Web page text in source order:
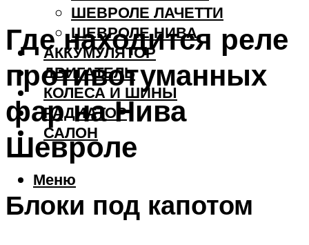
ШЕВРОЛЕ ЛАЧЕТТИ
ШЕВРОЛЕ НИВА
АККУМУЛЯТОР
ДВИГАТЕЛЬ
КОЛЕСА И ШИНЫ
РАДИАТОР
САЛОН
Меню
Где находится реле
противотуманных
фар на Нива
Шевроле
Блоки под капотом